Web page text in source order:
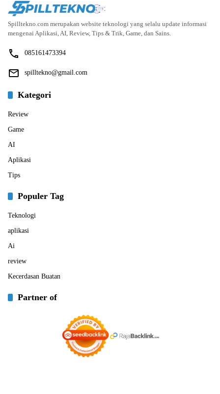
Spilltekno.com merupakan website teknologi yang selalu update informasi
mengenai Aplikasi, AI, Review, Tips & Trik, Game, dan Sains.
085161473394
spilltekno@gmail.com
Kategori
Review
Game
AI
Aplikasi
Tips
Populer Tag
Teknologi
aplikasi
Ai
review
Kecerdasan Buatan
Partner of